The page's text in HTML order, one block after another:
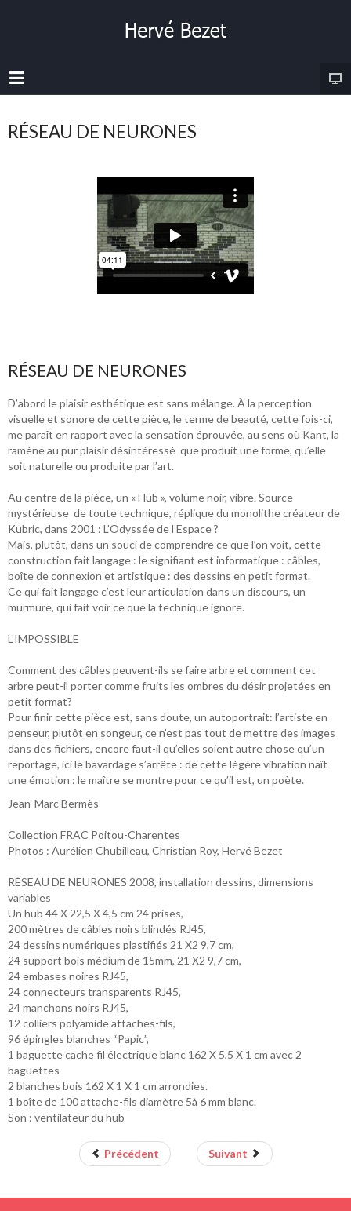
RÉSEAU DE NEURONES
RÉSEAU DE NEURONES
D’abord le plaisir esthétique est sans mélange. À la perception
visuelle et sonore de cette pièce, le terme de beauté, cette fois-ci,
me paraît en rapport avec la sensation éprouvée, au sens où Kant, la
ramène au pur plaisir désintéressé que produit une forme, qu’elle
soit naturelle ou produite par l’art.
Au centre de la pièce, un « Hub », volume noir, vibre. Source
mystérieuse de toute technique, réplique du monolithe créateur de
Kubric, dans 2001 : L’Odyssée de l’Espace ?
Mais, plutôt, dans un souci de comprendre ce que l’on voit, cette
construction fait langage : le signifiant est informatique : câbles,
boîte de connexion et artistique : des dessins en petit format.
Ce qui fait langage c’est leur articulation dans un discours, un
murmure, qui fait voir ce que la technique ignore.
L’IMPOSSIBLE
Comment des câbles peuvent-ils se faire arbre et comment cet
arbre peut-il porter comme fruits les ombres du désir projetées en
petit format?
Pour finir cette pièce est, sans doute, un autoportrait: l’artiste en
penseur, plutôt en songeur, ce n’est pas tout de mettre des images
dans des fichiers, encore faut-il qu’elles soient autre chose qu’un
reportage, ici le bavardage s’arrête : de cette légère vibration naît
une émotion : le maître se montre pour ce qu’il est, un poète.
Jean-Marc Bermès
Collection FRAC Poitou-Charentes
Photos : Aurélien Chubilleau, Christian Roy, Hervé Bezet
RÉSEAU DE NEURONES 2008, installation dessins, dimensions
variables
Un hub 44 X 22,5 X 4,5 cm 24 prises,
200 mètres de câbles noirs blindés RJ45,
24 dessins numériques plastifiés 21 X2 9,7 cm,
24 support bois médium de 15mm, 21 X2 9,7 cm,
24 embases noires RJ45,
24 connecteurs transparents RJ45,
24 manchons noirs RJ45,
12 colliers polyamide attaches-fils,
96 épingles blanches “Papic”,
1 baguette cache fil électrique blanc 162 X 5,5 X 1 cm avec 2
baguettes
2 blanches bois 162 X 1 X 1 cm arrondies.
1 boîte de 100 attache-fils diamètre 5à 6 mm blanc.
Son : ventilateur du hub
Précédent Suivant